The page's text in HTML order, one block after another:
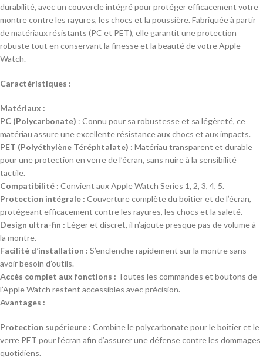
durabilité, avec un couvercle intégré pour protéger efficacement votre
montre contre les rayures, les chocs et la poussière. Fabriquée à partir
de matériaux résistants (PC et PET), elle garantit une protection
robuste tout en conservant la finesse et la beauté de votre Apple
Watch.
Caractéristiques :
Matériaux :
PC (Polycarbonate) : Connu pour sa robustesse et sa légèreté, ce
matériau assure une excellente résistance aux chocs et aux impacts.
PET (Polyéthylène Téréphtalate) : Matériau transparent et durable
pour une protection en verre de l’écran, sans nuire à la sensibilité
tactile.
Compatibilité : Convient aux Apple Watch Series 1, 2, 3, 4, 5.
Protection intégrale : Couverture complète du boîtier et de l’écran,
protégeant efficacement contre les rayures, les chocs et la saleté.
Design ultra-fin : Léger et discret, il n’ajoute presque pas de volume à
la montre.
Facilité d’installation : S’enclenche rapidement sur la montre sans
avoir besoin d’outils.
Accès complet aux fonctions : Toutes les commandes et boutons de
l’Apple Watch restent accessibles avec précision.
Avantages :
Protection supérieure : Combine le polycarbonate pour le boîtier et le
verre PET pour l’écran afin d’assurer une défense contre les dommages
quotidiens.